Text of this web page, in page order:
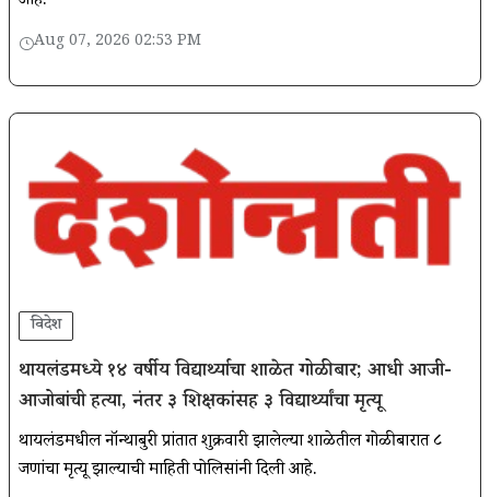
Aug 07, 2026 02:53 PM
विदेश
थायलंडमध्ये १४ वर्षीय विद्यार्थ्याचा शाळेत गोळीबार; आधी आजी-
आजोबांची हत्या, नंतर ३ शिक्षकांसह ३ विद्यार्थ्यांचा मृत्यू
थायलंडमधील नॉन्थाबुरी प्रांतात शुक्रवारी झालेल्या शाळेतील गोळीबारात ८
जणांचा मृत्यू झाल्याची माहिती पोलिसांनी दिली आहे.